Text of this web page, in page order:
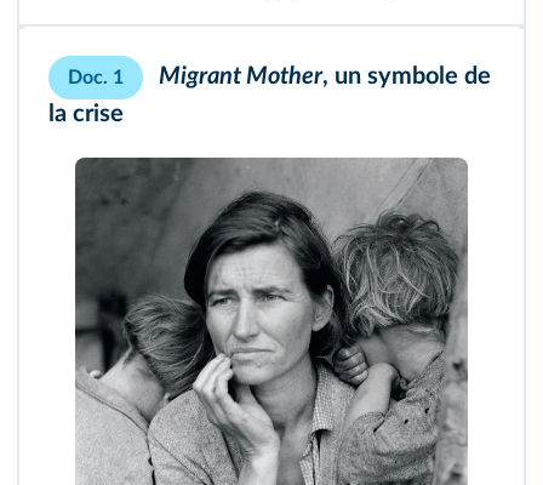
Doc. 1 Migrant Mother, un symbole de
la crise